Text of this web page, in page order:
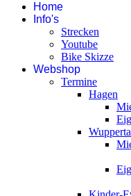
Home
Info's
Strecken
Youtube
Bike Skizze
Webshop
Termine
Hagen